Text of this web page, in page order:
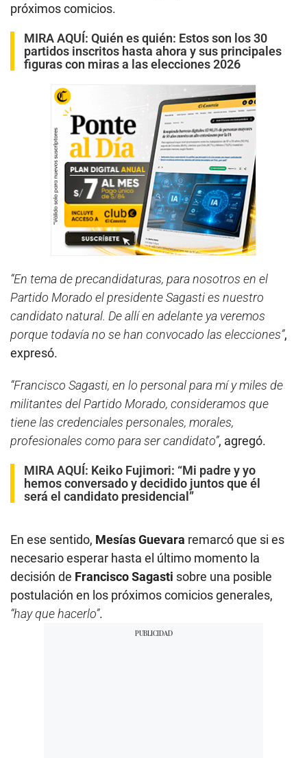
próximos comicios.
MIRA AQUÍ: Quién es quién: Estos son los 30
partidos inscritos hasta ahora y sus principales
figuras con miras a las elecciones 2026
“En tema de precandidaturas, para nosotros en el
Partido Morado el presidente Sagasti es nuestro
candidato natural. De allí en adelante ya veremos
porque todavía no se han convocado las elecciones”,
expresó.
“Francisco Sagasti, en lo personal para mí y miles de
militantes del Partido Morado, consideramos que
tiene las credenciales personales, morales,
profesionales como para ser candidato”, agregó.
MIRA AQUÍ: Keiko Fujimori: “Mi padre y yo
hemos conversado y decidido juntos que él
será el candidato presidencial”
En ese sentido, Mesías Guevara remarcó que si es
necesario esperar hasta el último momento la
decisión de Francisco Sagasti sobre una posible
postulación en los próximos comicios generales,
“hay que hacerlo”.